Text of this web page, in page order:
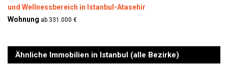
und Wellnessbereich in Istanbul-Atasehir
Wohnung ab 331.000 €
Ähnliche Immobilien in Istanbul (alle Bezirke)